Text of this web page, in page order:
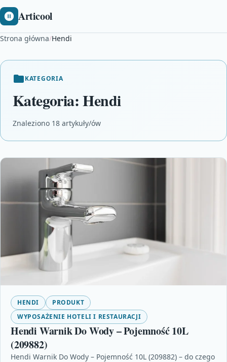
Articool
Strona główna/Hendi
KATEGORIA
Kategoria:Hendi
Znaleziono 18 artykuły/ów
HENDI
PRODUKT
WYPOSAŻENIE HOTELI I RESTAURACJI
Hendi Warnik Do Wody – Pojemność 10L
(209882)
Hendi Warnik Do Wody – Pojemność 10L (209882) – do czego